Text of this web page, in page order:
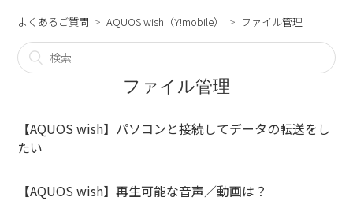
よくあるご質問 AQUOS wish（Y!mobile） ファイル管理
ファイル管理
【AQUOS wish】パソコンと接続してデータの転送をし
たい
【AQUOS wish】再生可能な音声／動画は？